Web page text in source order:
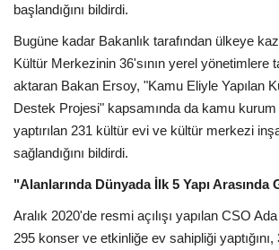
başlandığını bildirdi.
Bugüne kadar Bakanlık tarafından ülkeye
Kültür Merkezinin 36'sının yerel yönetimlere
aktaran Bakan Ersoy, "Kamu Eliyle Yapılan
Destek Projesi" kapsamında da kamu
yaptırılan 231 kültür evi ve kültür merkezi
sağlandığını bildirdi.
"Alanlarında Dünyada İlk 5 Yapı
Aralık 2020'de resmi açılışı yapılan CSO
295 konser ve etkinliğe ev sahipliği